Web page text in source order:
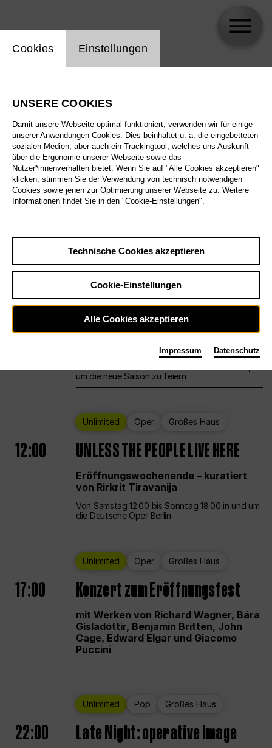
Alle Sparten
Alle Spielstätten
Alle Merkmale
Sa29.8.
Großes Haus
12:00 Eröffnungswochenende
um die neue Saison zu feiern
Unlimited Oper Großes Haus
12:00 UNLESS THE PEOPLE LIVE HERE
Eröffnungswochenende – kuratiert
von Rirkrit Tiravanija
Von Samstag 12.00 bis Sonntag 18.00 in und um
die Deutsche Oper Berlin
Unlimited Oper Großes Haus
17:00 Konzert zum Eröffnungsfest
mit Werken von Richard Wagner, Bára
Gísladóttir, Benjamin Britten, John
Cage, Edward Elgar und Giacomo
Puccini
Unlimited Pop Großes Haus
22:00 Late Night: operative image
Einstellung Website Cookie
Cookies Einstellungen
UNSERE COOKIES
Damit unsere Webseite optimal funktioniert, verwenden wir für einige
unserer Anwendungen Cookies. Dies beinhaltet u. a. die eingebetteten
sozialen Medien, aber auch ein Trackingtool, welches uns Auskunft
über die Ergonomie unserer Webseite sowie das
Nutzer*innenverhalten bietet. Wenn Sie auf "Alle Cookies akzeptieren"
klicken, stimmen Sie der Verwendung von technisch notwendigen
Cookies sowie jenen zur Optimierung unserer Webseite zu. Weitere
Informationen findet Sie in den "Cookie-Einstellungen".
Technische Cookies akzeptieren
Cookie-Einstellungen
Alle Cookies akzeptieren
Impressum Datenschutz